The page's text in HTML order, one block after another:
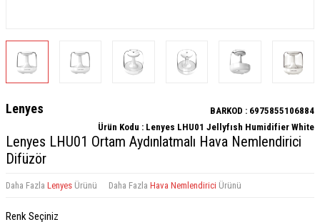
Lenyes BARKOD : 6975855106884
Ürün Kodu : Lenyes LHU01 Jellyfısh Humidifier White
Lenyes LHU01 Ortam Aydınlatmalı Hava Nemlendirici
Difüzör
Daha Fazla Lenyes Ürünü Daha Fazla Hava Nemlendirici Ürünü
Renk Seçiniz